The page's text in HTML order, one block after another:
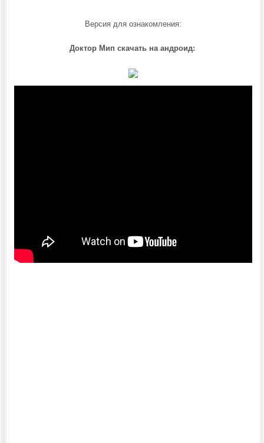
Версия для ознакомления:
Доктор Мип скачать на андроид: